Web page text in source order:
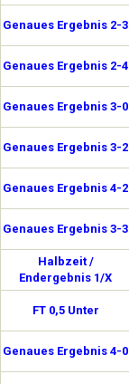
Genaues Ergebnis 2-3
Genaues Ergebnis 2-4
Genaues Ergebnis 3-0
Genaues Ergebnis 3-2
Genaues Ergebnis 4-2
Genaues Ergebnis 3-3
Halbzeit /
Endergebnis 1/X
FT 0,5 Unter
Genaues Ergebnis 4-0